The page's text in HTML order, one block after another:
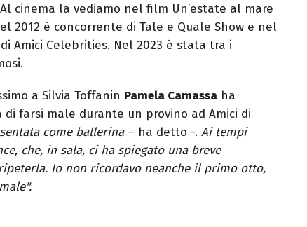
cinema la vediamo nel film Un’estate al mare
2012 è concorrente di Tale e Quale Show e nel
Amici Celebrities. Nel 2023 è stata tra i
a Silvia Toffanin Pamela Camassa ha
farsi male durante un provino ad Amici di
come ballerina– ha detto -. Ai tempi
che, in sala, ci ha spiegato una breve
Io non ricordavo neanche il primo otto,